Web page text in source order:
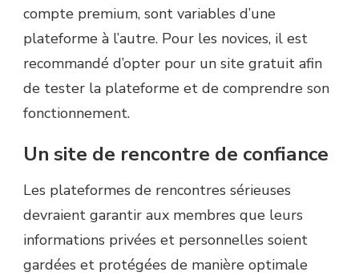
compte premium, sont variables d’une
plateforme à l’autre. Pour les novices, il est
recommandé d’opter pour un site gratuit afin
de tester la plateforme et de comprendre son
fonctionnement.
Un site de rencontre de confiance
Les plateformes de rencontres sérieuses
devraient garantir aux membres que leurs
informations privées et personnelles soient
gardées et protégées de manière optimale